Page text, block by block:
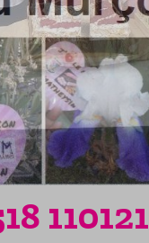
110121